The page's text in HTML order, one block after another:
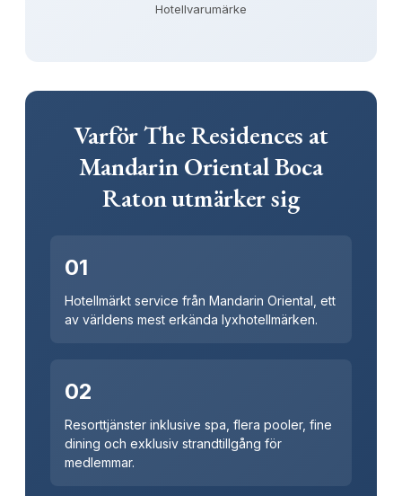
Hotellvarumärke
Varför The Residences at
Mandarin Oriental Boca
Raton utmärker sig
01
Hotellmärkt service från Mandarin Oriental, ett
av världens mest erkända lyxhotellmärken.
02
Resorttjänster inklusive spa, flera pooler, fine
dining och exklusiv strandtillgång för
medlemmar.